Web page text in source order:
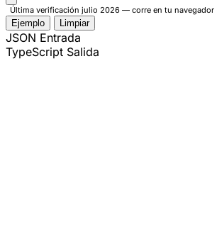
Última verificación julio 2026 — corre en tu navegador
Ejemplo Limpiar
JSON Entrada
TypeScript Salida